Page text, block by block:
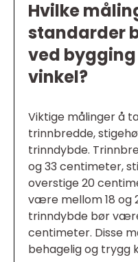
Hvilke
standarder
ved
vinkel?
Viktige målinger å
trinnbredde,
trinndybde.
og 33 centimeter,
overstige 20
være mellom 18 og
trinndybde bør
centimeter. Disse
behagelig og trygg